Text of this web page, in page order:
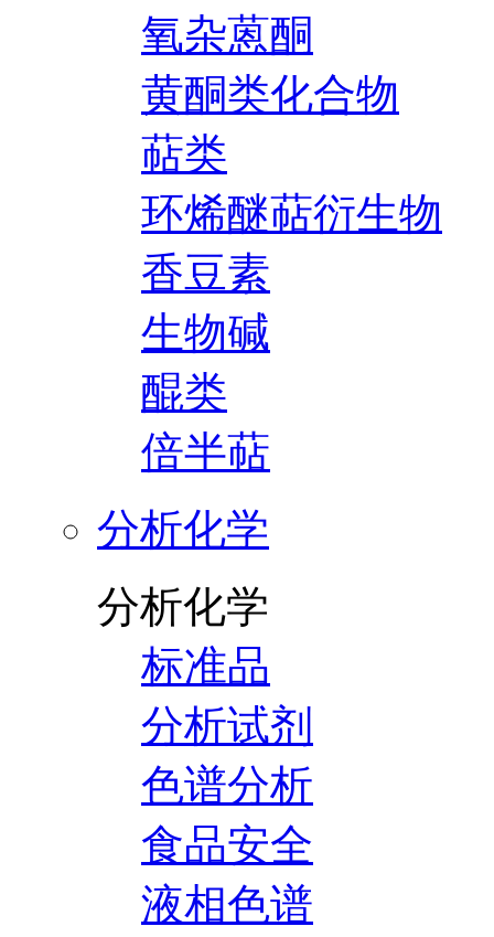
氧杂蒽酮
黄酮类化合物
萜类
环烯醚萜衍生物
香豆素
生物碱
醌类
倍半萜
分析化学
分析化学
标准品
分析试剂
色谱分析
食品安全
液相色谱